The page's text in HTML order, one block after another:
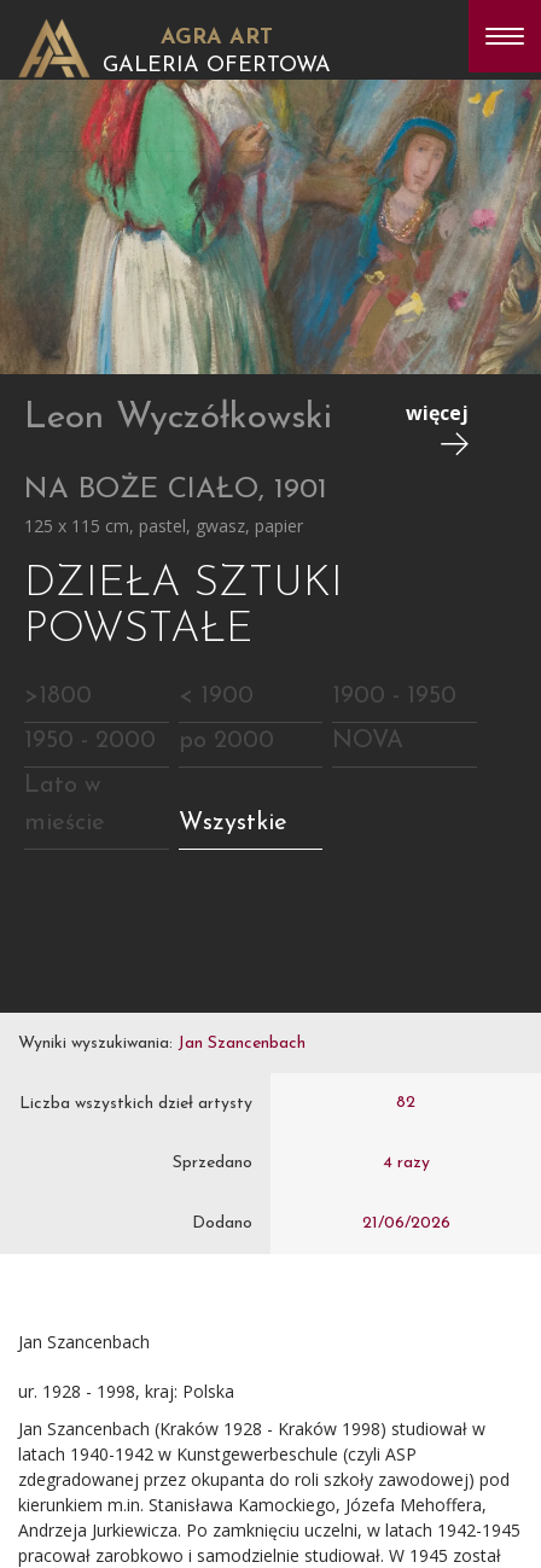
AGRA ART
GALERIA OFERTOWA
Leon Wyczółkowski
NA BOŻE CIAŁO, 1901
125 x 115 cm, pastel, gwasz, papier
więcej
DZIEŁA SZTUKI
POWSTAŁE
>1800 < 1900
1900 - 1950
1950 - 2000
po 2000
NOVA
Lato w
mieście
Wszystkie
Wyniki wyszukiwania: Jan Szancenbach
Liczba wszystkich dzieł artysty 82
Sprzedano 4 razy
Dodano 21/06/2026
Jan Szancenbach
ur. 1928 - 1998, kraj: Polska
Jan Szancenbach (Kraków 1928 - Kraków 1998) studiował w
latach 1940-1942 w Kunstgewerbeschule (czyli ASP
zdegradowanej przez okupanta do roli szkoły zawodowej) pod
kierunkiem m.in. Stanisława Kamockiego, Józefa Mehoffera,
Andrzeja Jurkiewicza. Po zamknięciu uczelni, w latach 1942-1945
pracował zarobkowo i samodzielnie studiował. W 1945 został